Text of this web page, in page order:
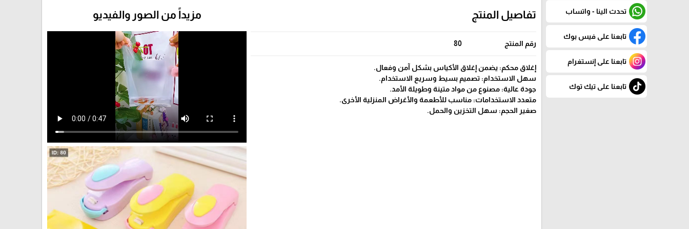
تحدث الينا - واتساب
تابعنا على فيس بوك
تابعنا على إنستغرام
تابعنا على تيك توك
تفاصيل المنتج
رقم المنتج 80
إغلاق محكم: يضمن إغلاق الأكياس بشكل آمن وفعال.
سهل الاستخدام: تصميم بسيط وسريع الاستخدام.
جودة عالية: مصنوع من مواد متينة وطويلة الأمد.
متعدد الاستخدامات: مناسب للأطعمة والأغراض المنزلية الأخرى.
صغير الحجم: سهل التخزين والحمل.
مزيداً من الصور والفيديو